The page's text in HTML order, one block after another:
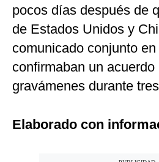
pocos días después de
de Estados Unidos y
comunicado conjunto
confirmaban un
gravámenes durante
Elaborado con